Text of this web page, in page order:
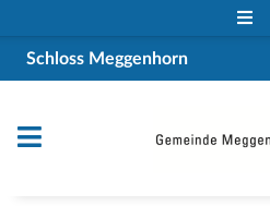
Schloss Meggenhorn